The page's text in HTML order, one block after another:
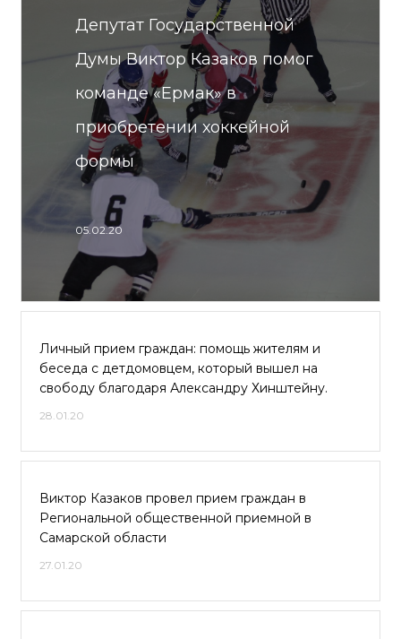
Депутат Государственной
Думы Виктор Казаков помог
команде «Ермак» в
приобретении хоккейной
формы
05.02.20
Личный прием граждан: помощь жителям и
беседа с детдомовцем, который вышел на
свободу благодаря Александру Хинштейну.
28.01.20
Виктор Казаков провел прием граждан в
Региональной общественной приемной в
Самарской области
27.01.20